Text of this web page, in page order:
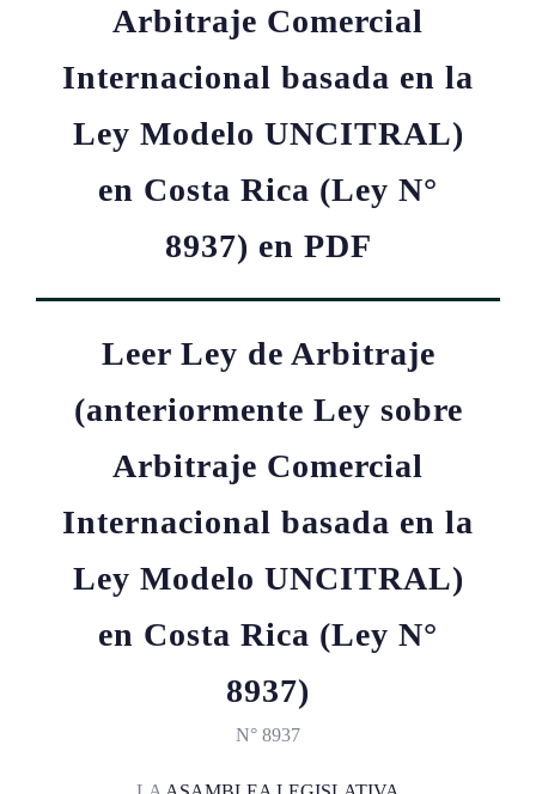
Arbitraje Comercial
Internacional basada en la
Ley Modelo UNCITRAL)
en Costa Rica (Ley N°
8937) en PDF
Leer Ley de Arbitraje
(anteriormente Ley sobre
Arbitraje Comercial
Internacional basada en la
Ley Modelo UNCITRAL)
en Costa Rica (Ley N°
8937)
N° 8937